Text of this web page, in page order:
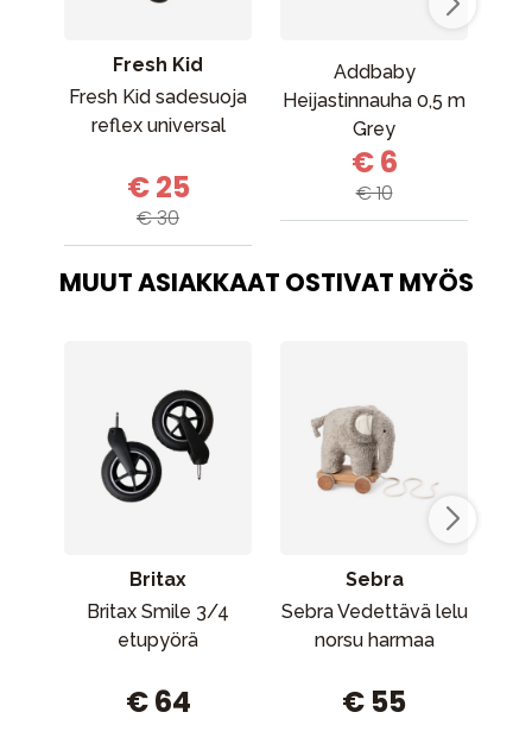
Fresh Kid
Fresh Kid sadesuoja
reflex universal
€ 25
€ 30
Addbaby
Heijastinnauha 0,5 m
Grey
€ 6
€ 10
MUUT ASIAKKAAT OSTIVAT MYÖS
Britax
Britax Smile 3/4
etupyörä
€ 64
Sebra
Sebra Vedettävä lelu
norsu harmaa
€ 55